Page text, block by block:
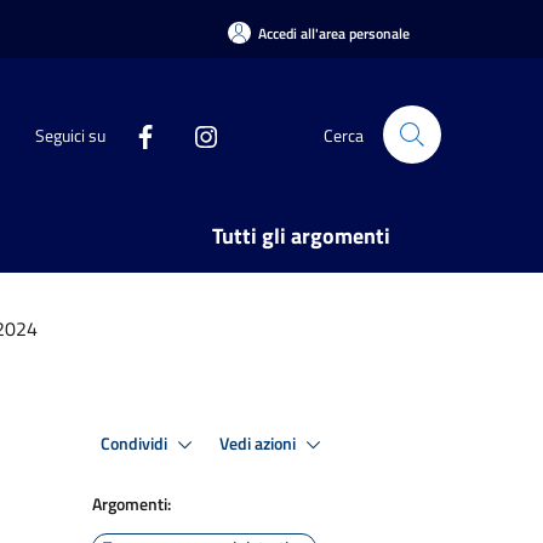
Accedi all'area personale
Seguici su Cerca
Tutti gli argomenti
Condividi Vedi azioni
Argomenti: